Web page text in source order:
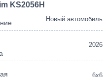
KS2056H
Новый автомобиль
2026
6х6